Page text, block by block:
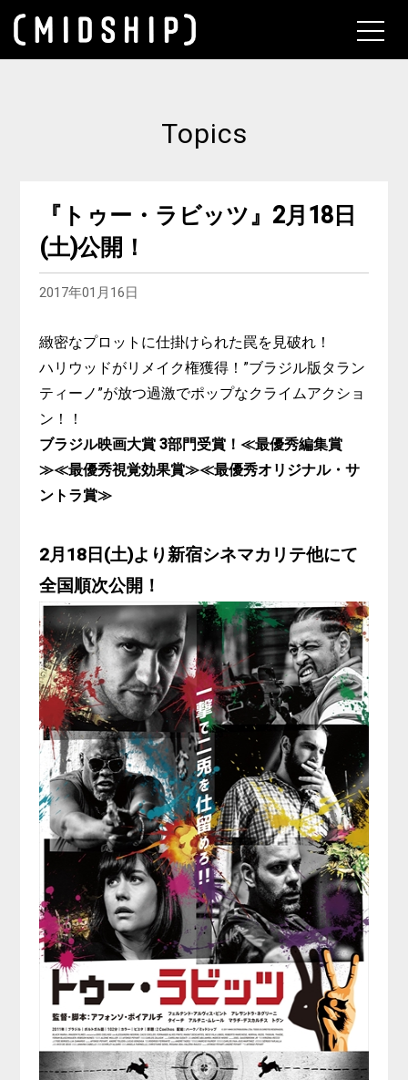
Topics
『トゥー・ラビッツ』2月18日
(土)公開！
2017年01月16日
緻密なプロットに仕掛けられた罠を見破れ！
ハリウッドがリメイク権獲得！”ブラジル版タラン
ティーノ”が放つ過激でポップなクライムアクショ
ン！！
ブラジル映画大賞 3部門受賞！≪最優秀編集賞
≫≪最優秀視覚効果賞≫≪最優秀オリジナル・サ
ントラ賞≫
2月18日(土)より新宿シネマカリテ他にて
全国順次公開！
About